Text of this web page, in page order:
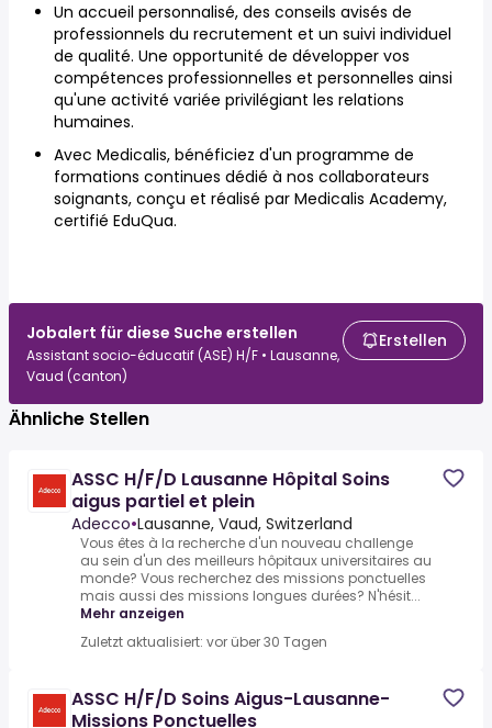
Un accueil personnalisé, des conseils avisés de
professionnels du recrutement et un suivi individuel
de qualité. Une opportunité de développer vos
compétences professionnelles et personnelles ainsi
qu'une activité variée privilégiant les relations
humaines.
Avec Medicalis, bénéficiez d'un programme de
formations continues dédié à nos collaborateurs
soignants, conçu et réalisé par Medicalis Academy,
certifié EduQua.
Jobalert für diese Suche erstellen
Assistant socio-éducatif (ASE) H/F • Lausanne,
Vaud (canton)
Erstellen
Ähnliche Stellen
ASSC H/F/D Lausanne Hôpital Soins
aigus partiel et plein
Adecco•Lausanne, Vaud, Switzerland
Vous êtes à la recherche d'un nouveau challenge
au sein d'un des meilleurs hôpitaux universitaires au
monde? Vous recherchez des missions ponctuelles
mais aussi des missions longues durées? N'hésit...
Mehr anzeigen
Zuletzt aktualisiert: vor über 30 Tagen
ASSC H/F/D Soins Aigus-Lausanne-
Missions Ponctuelles